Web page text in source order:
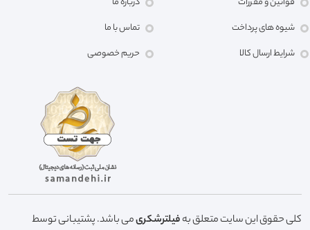
شیوه های پرداخت
شرایط ارسال کالا
تماس با ما
حریم خصوصی
کلی حقوق این سایت متعلق بهفیلترشکریمی باشد. پشتیبانی توسط